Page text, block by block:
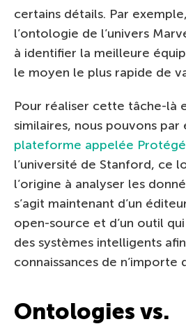
certains détails. Par
l’ontologie de l’univers
à identifier la meilleure
le moyen le plus rapide de
Pour réaliser cette tâche-là
similaires, nous pouvons
plateforme appelée Protégé
l’université de Stanford, ce
l’origine à analyser les
s’agit maintenant d’un
open-source et d’un outil
des systèmes intelligents
connaissances de n’importe
Ontologies vs.